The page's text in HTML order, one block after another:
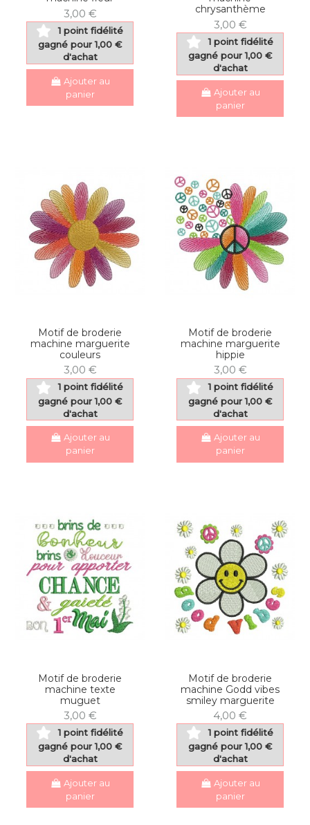
3,00 €
1 point fidélité
gagné pour 1,00 €
d'achat
Ajouter au
panier
chrysanthème
3,00 €
1 point fidélité
gagné pour 1,00 €
d'achat
Ajouter au
panier
Motif de broderie
machine marguerite
couleurs
3,00 €
1 point fidélité
gagné pour 1,00 €
d'achat
Ajouter au
panier
Motif de broderie
machine marguerite
hippie
3,00 €
1 point fidélité
gagné pour 1,00 €
d'achat
Ajouter au
panier
Motif de broderie
machine texte
muguet
3,00 €
1 point fidélité
gagné pour 1,00 €
d'achat
Ajouter au
panier
Motif de broderie
machine Godd vibes
smiley marguerite
4,00 €
1 point fidélité
gagné pour 1,00 €
d'achat
Ajouter au
panier